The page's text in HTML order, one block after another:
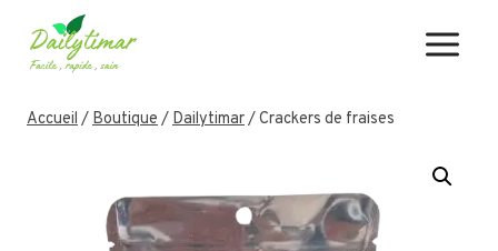
contenu
Accueil/Boutique/Dailytimar/Crackers de fraises